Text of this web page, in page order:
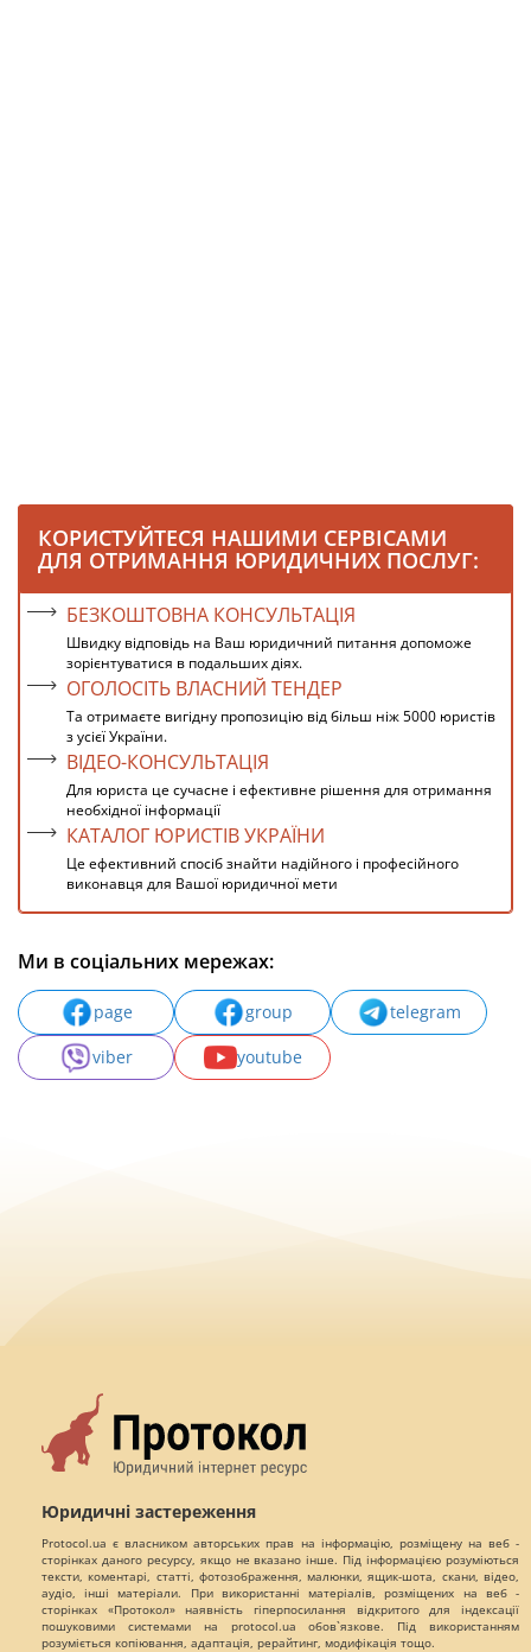
КОРИСТУЙТЕСЯ НАШИМИ СЕРВІСАМИ
ДЛЯ ОТРИМАННЯ ЮРИДИЧНИХ ПОСЛУГ:
БЕЗКОШТОВНА КОНСУЛЬТАЦІЯ
Швидку відповідь на Ваш юридичний питання допоможе
зорієнтуватися в подальших діях.
ОГОЛОСІТЬ ВЛАСНИЙ ТЕНДЕР
Та отримаєте вигідну пропозицію від більш ніж 5000 юристів
з усієї України.
ВІДЕО-КОНСУЛЬТАЦІЯ
Для юриста це сучасне і ефективне рішення для отримання
необхідної інформації
КАТАЛОГ ЮРИСТІВ УКРАЇНИ
Це ефективний спосіб знайти надійного і професійного
виконавця для Вашої юридичної мети
Ми в соціальних мережах:
page group
telegram
viber
youtube
Юридичні застереження
Protocol.ua є власником авторських прав на інформацію, розміщену на веб -
сторінках даного ресурсу, якщо не вказано інше. Під інформацією розуміються
тексти, коментарі, статті, фотозображення, малюнки, ящик-шота, скани, відео,
аудіо, інші матеріали. При використанні матеріалів, розміщених на веб -
сторінках «Протокол» наявність гіперпосилання відкритого для індексації
пошуковими системами на protocol.ua обов`язкове. Під використанням
розуміється копіювання, адаптація, рерайтинг, модифікація тощо.